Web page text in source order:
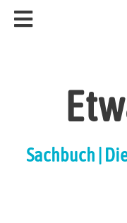
Sachbuch |